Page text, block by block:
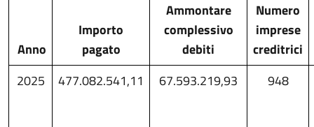
Anno
Importo
pagato
Ammontare
complessivo
debiti
Numero
imprese
creditrici
2025
477.082.541,11 67.593.219,93 948